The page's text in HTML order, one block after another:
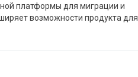
платформы для миграции и
возможности продукта для